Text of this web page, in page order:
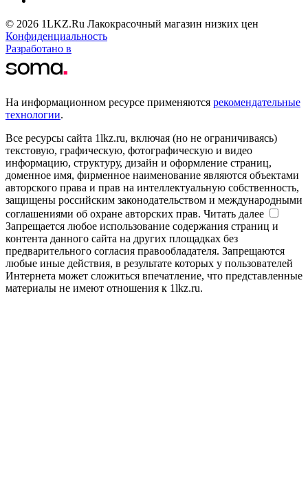
© 2026 1LKZ.Ru Лакокрасочный магазин низких цен
Конфиденциальность
Разработано в
На информационном ресурсе применяются рекомендательные
технологии.
Все ресурсы сайта 1lkz.ru, включая (но не ограничиваясь)
текстовую, графическую, фотографическую и видео
информацию, структуру, дизайн и оформление страниц,
доменное имя, фирменное наименование являются объектами
авторского права и прав на интеллектуальную собственность,
защищены российским законодательством и международными
соглашениями об охране авторских прав. Читать далее
Запрещается любое использование содержания страниц и
контента данного сайта на других площадках без
предварительного согласия правообладателя. Запрещаются
любые иные действия, в результате которых у пользователей
Интернета может сложиться впечатление, что представленные
материалы не имеют отношения к 1lkz.ru.